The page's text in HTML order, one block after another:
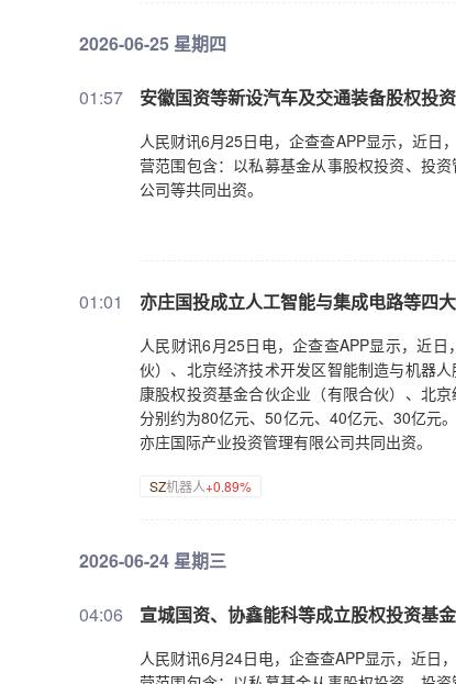
2026-06-25 星期四
01:57 安徽国资等新设汽车及交通装备股权投
人民财讯6月25日电，企查查APP显示，近日
营范围包含：以私募基金从事股权投资、投
公司等共同出资。
01:01 亦庄国投成立人工智能与集成电路等四
人民财讯6月25日电，企查查APP显示，近
伙）、北京经济技术开发区智能制造与机器
康股权投资基金合伙企业（有限合伙）、北
分别约为80亿元、50亿元、40亿元、30亿元
亦庄国际产业投资管理有限公司共同出资。
SZ机器人+0.89%
2026-06-24 星期三
04:06 宣城国资、协鑫能科等成立股权投资基金
人民财讯6月24日电，企查查APP显示，近日